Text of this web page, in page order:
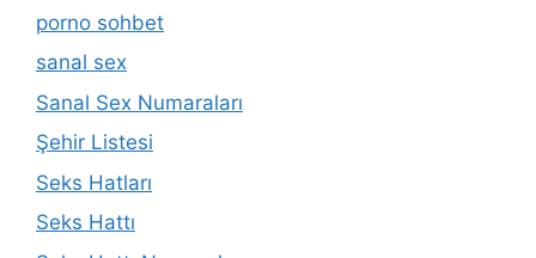
porno sohbet
sanal sex
Sanal Sex Numaraları
Şehir Listesi
Seks Hatları
Seks Hattı